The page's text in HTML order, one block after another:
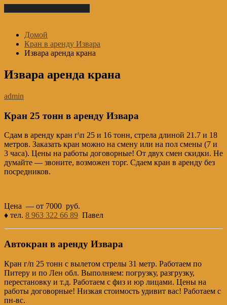
Домой
Кран в аренду Извара
Извара аренда крана
Извара аренда крана
admin
Кран 25 тонн в аренду Извара
Сдам в аренду кран г\п 25 и 16 тонн, стрела длиной 21.7 и 18
метров. Заказать кран можно на смену или на пол смены (7 и
3 часа). Цены на работы договорные! От двух смен скидки. Не
думайте — звоните, возможен торг. Сдаем кран в аренду без
посредников.
Цена — от 7000 руб.
♦ тел. 8 963 322 66 89 Павел
Автокран в аренду Извара
Кран г/п 25 тонн с вылетом стрелы 31 метр. Работаем по
Питеру и по Лен обл. Выполняем: погрузку, разгрузку,
перестановку и т.д. Работаем с физ и юр лицами. Цены на
работы договорные! Низкая стоимость удивит вас! Работаем с
пн-вс.